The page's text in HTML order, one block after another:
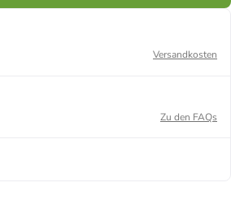
Versandkosten
Zu den FAQs